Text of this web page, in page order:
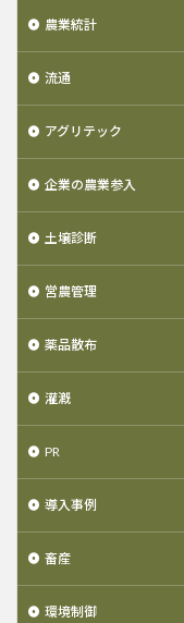
農業統計
流通
アグリテック
企業の農業参入
土壌診断
営農管理
薬品散布
灌漑
PR
導入事例
畜産
環境制御